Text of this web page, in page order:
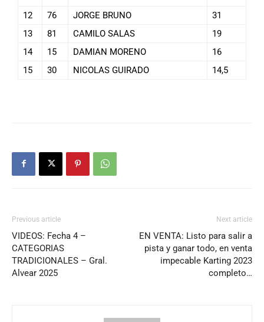
12
76 JORGE BRUNO
31
13
81 CAMILO SALAS
19
14
15 DAMIAN MORENO
16
15
30 NICOLAS GUIRADO 14,5
Previous article
VIDEOS: Fecha 4 –
CATEGORIAS
TRADICIONALES – Gral.
Alvear 2025
Next article
EN VENTA: Listo para salir a
pista y ganar todo, en venta
impecable Karting 2023
completo…